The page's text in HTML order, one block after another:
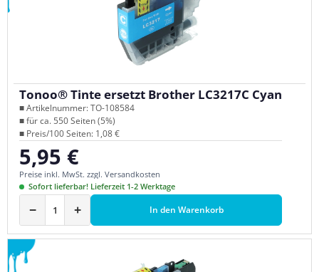
Tonoo® Tinte ersetzt Brother LC3217C Cyan
■ Artikelnummer: TO-108584
■ für ca. 550 Seiten (5%)
■ Preis/100 Seiten: 1,08 €
Regulärer Preis:
5,95 €
Preise inkl. MwSt. zzgl. Versandkosten
Sofort lieferbar! Lieferzeit 1-2 Werktage
− + In den Warenkorb